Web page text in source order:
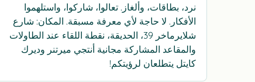
نرد، بطاقات، وألغاز. تعالوا، شاركوا، واستلهموا
الأفكار. لا حاجة لأي معرفة مسبقة. المكان: شارع
شلايرماخر 39، الحديقة، نقطة اللقاء عند الطاولات
والمقاعد المشاركة مجانية أنتجي ميرتنر وديرك
كايتل يتطلعان لرؤيتكم!